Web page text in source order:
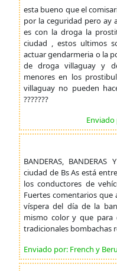
esta bueno que el
por la ceguridad pero ay
es con la droga la
ciudad , estos ultimos
actuar gendarmeria o la
de droga villaguay y
menores en los
villaguay no pueden
???????
BANDERAS,
ciudad de Bs As está
los conductores de
Fuertes comentarios
víspera del día de la
mismo color y que para
tradicionales bombachas
Enviado por: French y